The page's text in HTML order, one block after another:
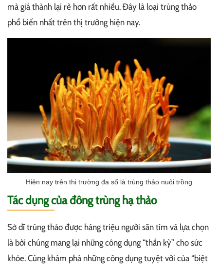
mà giá thành lại rẻ hơn rất nhiều. Đây là loại trùng thảo
phổ biến nhất trên thị trường hiện nay.
Hiện nay trên thị trường đa số là trùng thảo nuôi trồng
Tác dụng của đông trùng hạ thảo
Sở dĩ trùng thảo được hàng triệu người săn tìm và lựa chọn
là bởi chúng mang lại những công dụng “thần kỳ” cho sức
khỏe. Cùng khám phá những công dụng tuyệt vời của “biệt